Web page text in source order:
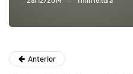
Anterior